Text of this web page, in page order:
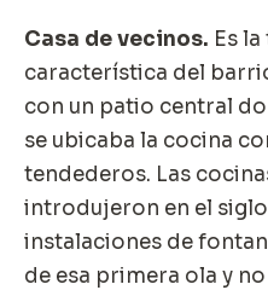
Casa de vecinos. Es
característica del
con un patio central
se ubicaba la cocina
tendederos. Las
introdujeron en el siglo
instalaciones de
de esa primera ola y